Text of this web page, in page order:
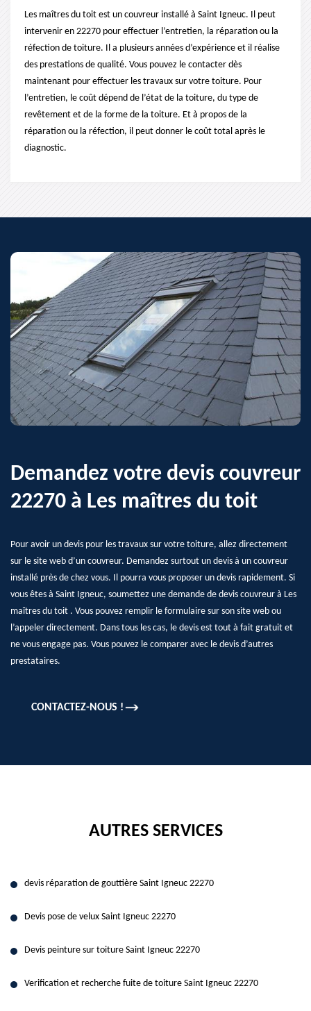
Les maîtres du toit est un couvreur installé à Saint Igneuc. Il peut
intervenir en 22270 pour effectuer l’entretien, la réparation ou la
réfection de toiture. Il a plusieurs années d’expérience et il réalise
des prestations de qualité. Vous pouvez le contacter dès
maintenant pour effectuer les travaux sur votre toiture. Pour
l’entretien, le coût dépend de l’état de la toiture, du type de
revêtement et de la forme de la toiture. Et à propos de la
réparation ou la réfection, il peut donner le coût total après le
diagnostic.
Demandez votre devis couvreur
22270 à Les maîtres du toit
Pour avoir un devis pour les travaux sur votre toiture, allez directement
sur le site web d’un couvreur. Demandez surtout un devis à un couvreur
installé près de chez vous. Il pourra vous proposer un devis rapidement. Si
vous êtes à Saint Igneuc, soumettez une demande de devis couvreur à Les
maîtres du toit . Vous pouvez remplir le formulaire sur son site web ou
l’appeler directement. Dans tous les cas, le devis est tout à fait gratuit et
ne vous engage pas. Vous pouvez le comparer avec le devis d’autres
prestataires.
CONTACTEZ-NOUS !
AUTRES SERVICES
devis réparation de gouttière Saint Igneuc 22270
Devis pose de velux Saint Igneuc 22270
Devis peinture sur toiture Saint Igneuc 22270
Verification et recherche fuite de toiture Saint Igneuc 22270